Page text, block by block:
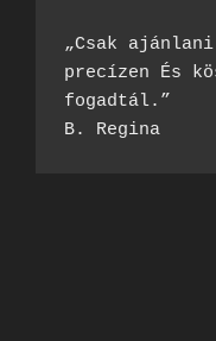
„Csak
precízen És
fogadtál.”